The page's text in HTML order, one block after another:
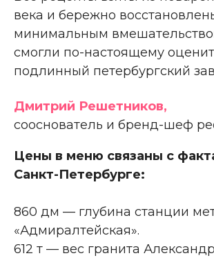
века и бережно
минимальным
смогли по-настоящему
подлинный петербургский
Дмитрий Решетников,
сооснователь и бренд-шеф
Цены в меню связаны с
Санкт-Петербурге:
860 дм — глубина станции
«Адмиралтейская».
612 т — вес гранита